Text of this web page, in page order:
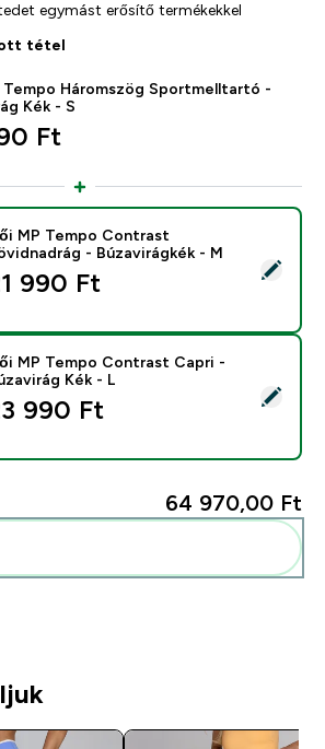
egymást erősítő termékekkel
tétel
Tempo Háromszög Sportmelltartó -
Kék - S
Ft‎
- Női MP Tempo Contrast
MP Tempo Contrast
- Búzavirágkék - M
990 Ft‎
- Női MP Tempo Contrast Capri -
MP Tempo Contrast Capri -
Kék - L
990 Ft‎
64 970,00 Ft‎